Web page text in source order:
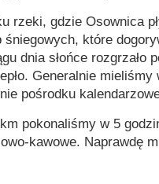
rzeki, gdzie Osownica
śniegowych, które
dnia słońce rozgrzało
Generalnie
pośrodku
pokonaliśmy w 5
kawowe. Naprawdę